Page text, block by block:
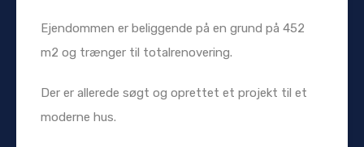
Ejendommen er beliggende på en grund på 452
m2 og trænger til totalrenovering.
Der er allerede søgt og oprettet et projekt til et
moderne hus.